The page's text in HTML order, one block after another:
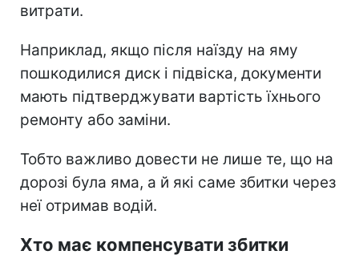
витрати.
Наприклад, якщо після наїзду на яму
пошкодилися диск і підвіска, документи
мають підтверджувати вартість їхнього
ремонту або заміни.
Тобто важливо довести не лише те, що на
дорозі була яма, а й які саме збитки через
неї отримав водій.
Хто має компенсувати збитки